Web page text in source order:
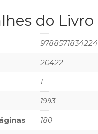
do Livro
9788571834224
20422
1
1993
180